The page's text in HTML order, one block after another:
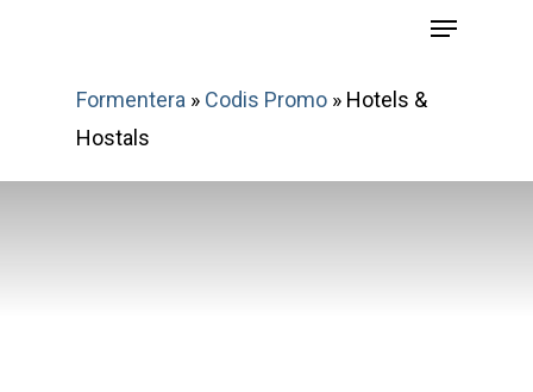
Menu
Formentera » Codis Promo » Hotels &
Hostals